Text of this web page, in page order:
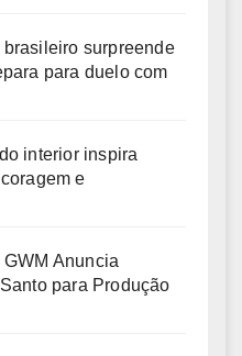
surpreende
para duelo com
interior inspira
e
Anuncia
para Produção